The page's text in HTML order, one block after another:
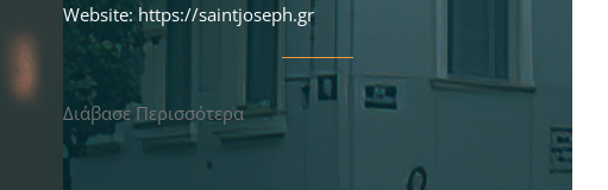
Website: https://saintjoseph.gr
Διάβασε Περισσότερα